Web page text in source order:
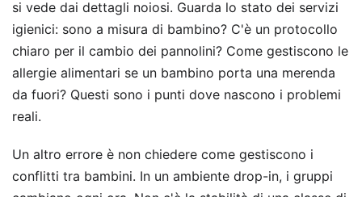
si vede dai dettagli noiosi. Guarda lo stato dei servizi
igienici: sono a misura di bambino? C'è un protocollo
chiaro per il cambio dei pannolini? Come gestiscono le
allergie alimentari se un bambino porta una merenda
da fuori? Questi sono i punti dove nascono i problemi
reali.
Un altro errore è non chiedere come gestiscono i
conflitti tra bambini. In un ambiente drop-in, i gruppi